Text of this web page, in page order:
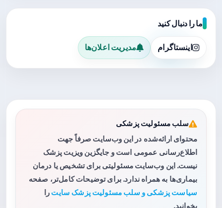
ما را دنبال کنید
اینستاگرام مدیریت اعلان‌ها
سلب مسئولیت پزشکی
محتوای ارائه‌شده در این وب‌سایت صرفاً جهت
اطلاع‌رسانی عمومی است و جایگزین ویزیت پزشک
نیست. این وب‌سایت مسئولیتی برای تشخیص یا درمان
بیماری‌ها به همراه ندارد. برای توضیحات کامل‌تر، صفحه
سیاست پزشکی و سلب مسئولیت پزشک سایت را
بخوانید.